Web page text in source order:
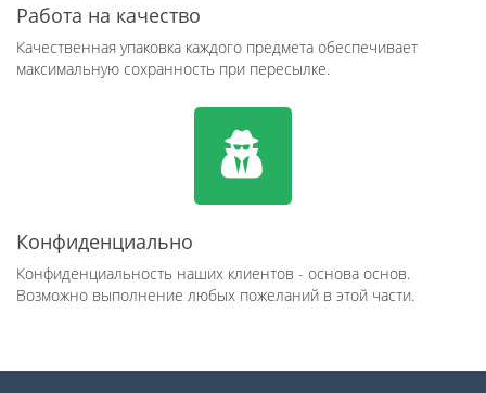
Работа на качество
Качественная упаковка каждого предмета обеспечивает
максимальную сохранность при пересылке.
Конфиденциально
Конфиденциальность наших клиентов - основа основ.
Возможно выполнение любых пожеланий в этой части.